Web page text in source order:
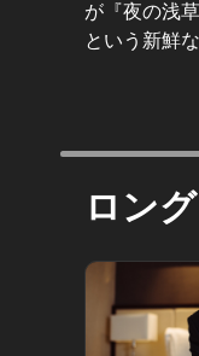
が『夜の浅
という新鮮な
ロン